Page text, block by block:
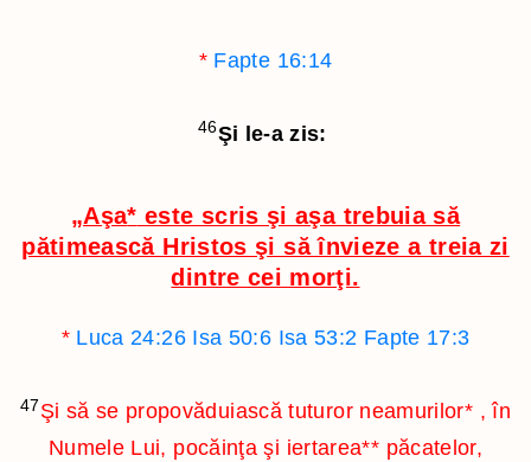
* Fapte 16:14
46Şi le-a zis:
„Aşa* este scris şi aşa trebuia să
pătimească Hristos şi să învieze a treia zi
dintre cei morţi.
* Luca 24:26 Isa 50:6 Isa 53:2 Fapte 17:3
47 Şi să se propovăduiască tuturor neamurilor* , în
Numele Lui, pocăinţa şi iertarea** păcatelor,